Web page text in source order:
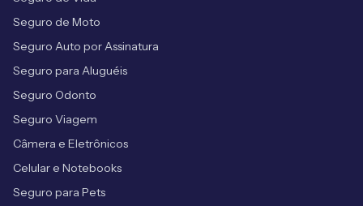
Seguro de Moto
Seguro Auto por Assinatura
Seguro para Aluguéis
Seguro Odonto
Seguro Viagem
Câmera e Eletrônicos
Celular e Notebooks
Seguro para Pets